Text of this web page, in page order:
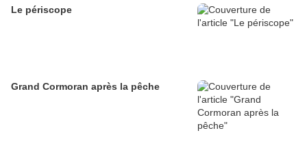
Le périscope
Grand Cormoran après la pêche